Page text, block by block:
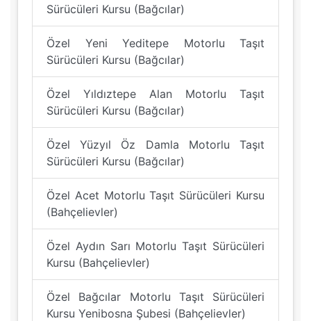
Sürücüleri Kursu (Bağcılar)
Özel Yeni Yeditepe Motorlu Taşıt
Sürücüleri Kursu (Bağcılar)
Özel Yıldıztepe Alan Motorlu Taşıt
Sürücüleri Kursu (Bağcılar)
Özel Yüzyıl Öz Damla Motorlu Taşıt
Sürücüleri Kursu (Bağcılar)
Özel Acet Motorlu Taşıt Sürücüleri Kursu
(Bahçelievler)
Özel Aydın Sarı Motorlu Taşıt Sürücüleri
Kursu (Bahçelievler)
Özel Bağcılar Motorlu Taşıt Sürücüleri
Kursu Yenibosna Şubesi (Bahçelievler)